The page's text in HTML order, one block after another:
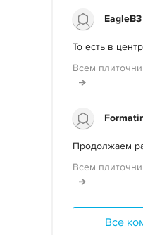
EagleB3
То есть в
Всем
Продолжаем
Всем
Все